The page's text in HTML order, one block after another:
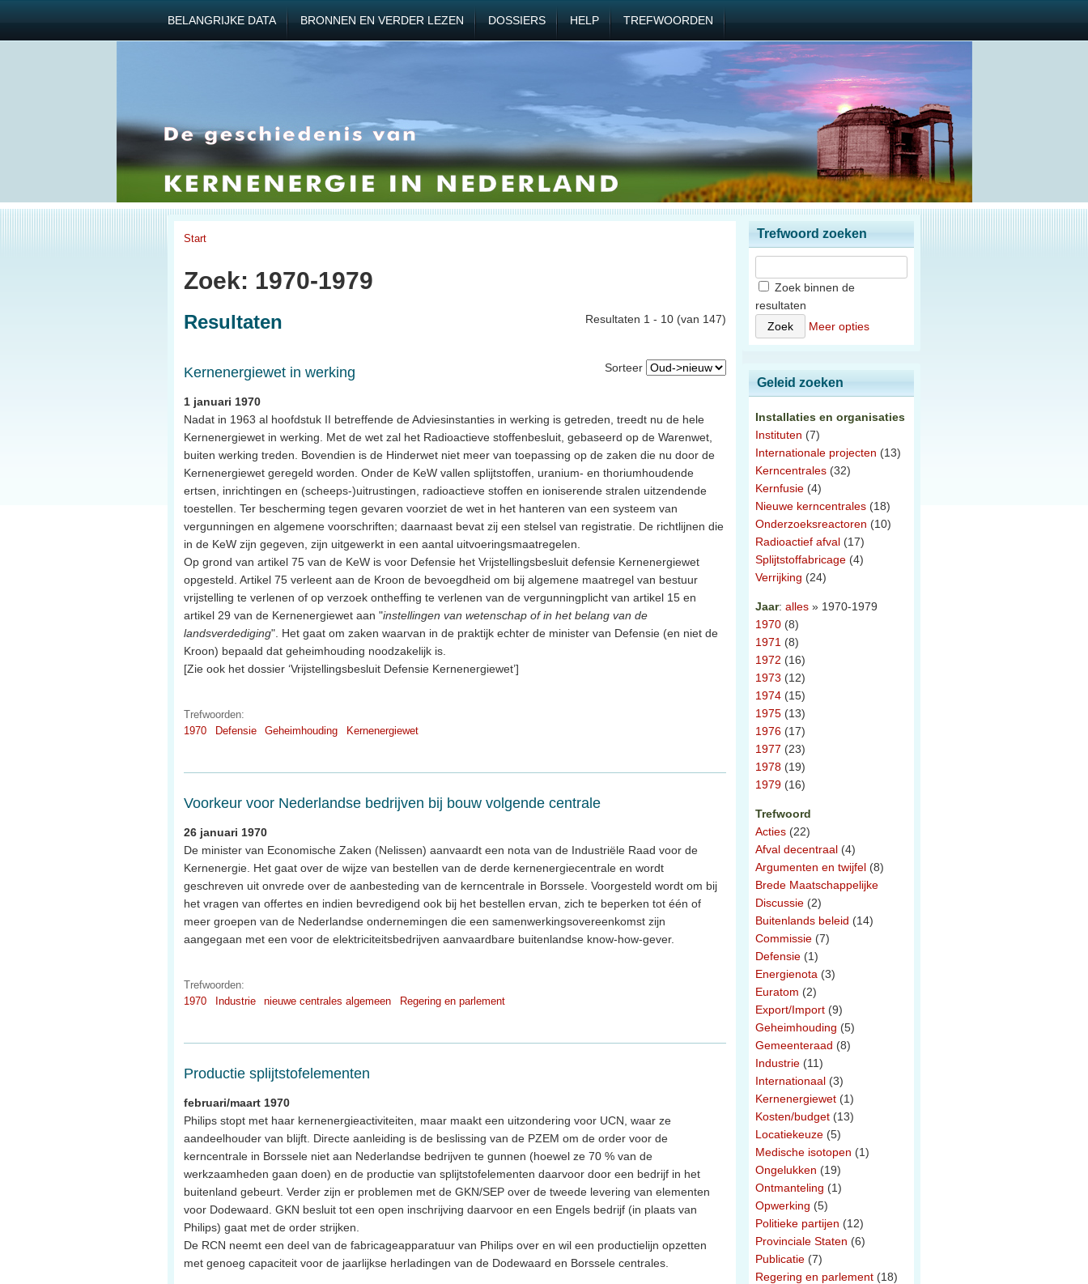
BELANGRIJKE DATA BRONNEN EN VERDER LEZEN DOSSIERS HELP TREFWOORDEN
Start
Zoek: 1970-1979
Resultaten 1 - 10 (van 147)
Resultaten
Sorteer
Kernenergiewet in werking
1 januari 1970
Nadat in 1963 al hoofdstuk II betreffende de Adviesinstanties in werking is getreden, treedt nu de hele
Kernenergiewet in werking. Met de wet zal het Radioactieve stoffenbesluit, gebaseerd op de Warenwet,
buiten werking treden. Bovendien is de Hinderwet niet meer van toepassing op de zaken die nu door de
Kernenergiewet geregeld worden. Onder de KeW vallen splijtstoffen, uranium- en thoriumhoudende
ertsen, inrichtingen en (scheeps-)uitrustingen, radioactieve stoffen en ioniserende stralen uitzendende
toestellen. Ter bescherming tegen gevaren voorziet de wet in het hanteren van een systeem van
vergunningen en algemene voorschriften; daarnaast bevat zij een stelsel van registratie. De richtlijnen die
in de KeW zijn gegeven, zijn uitgewerkt in een aantal uitvoeringsmaatregelen.
Op grond van artikel 75 van de KeW is voor Defensie het Vrijstellingsbesluit defensie Kernenergiewet
opgesteld. Artikel 75 verleent aan de Kroon de bevoegdheid om bij algemene maatregel van bestuur
vrijstelling te verlenen of op verzoek ontheffing te verlenen van de vergunningplicht van artikel 15 en
artikel 29 van de Kernenergiewet aan "instellingen van wetenschap of in het belang van de
landsverdediging". Het gaat om zaken waarvan in de praktijk echter de minister van Defensie (en niet de
Kroon) bepaald dat geheimhouding noodzakelijk is.
[Zie ook het dossier ‘Vrijstellingsbesluit Defensie Kernenergiewet’]
Trefwoorden:
1970
Defensie Geheimhouding Kernenergiewet
Voorkeur voor Nederlandse bedrijven bij bouw volgende centrale
26 januari 1970
De minister van Economische Zaken (Nelissen) aanvaardt een nota van de Industriële Raad voor de
Kernenergie. Het gaat over de wijze van bestellen van de derde kernenergiecentrale en wordt
geschreven uit onvrede over de aanbesteding van de kerncentrale in Borssele. Voorgesteld wordt om bij
het vragen van offertes en indien bevredigend ook bij het bestellen ervan, zich te beperken tot één of
meer groepen van de Nederlandse ondernemingen die een samenwerkingsovereenkomst zijn
aangegaan met een voor de elektriciteitsbedrijven aanvaardbare buitenlandse know-how-gever.
Trefwoorden:
1970
Industrie nieuwe centrales algemeen Regering en parlement
Productie splijtstofelementen
februari/maart 1970
Philips stopt met haar kernenergieactiviteiten, maar maakt een uitzondering voor UCN, waar ze
aandeelhouder van blijft. Directe aanleiding is de beslissing van de PZEM om de order voor de
kerncentrale in Borssele niet aan Nederlandse bedrijven te gunnen (hoewel ze 70 % van de
werkzaamheden gaan doen) en de productie van splijtstofelementen daarvoor door een bedrijf in het
buitenland gebeurt. Verder zijn er problemen met de GKN/SEP over de tweede levering van elementen
voor Dodewaard. GKN besluit tot een open inschrijving daarvoor en een Engels bedrijf (in plaats van
Philips) gaat met de order strijken.
De RCN neemt een deel van de fabricageapparatuur van Philips over en wil een productielijn opzetten
met genoeg capaciteit voor de jaarlijkse herladingen van de Dodewaard en Borssele centrales.
Trefwoord zoeken
Zoek binnen de
resultaten
Meer opties
Geleid zoeken
Installaties en organisaties
Instituten (7)
Internationale projecten (13)
Kerncentrales (32)
Kernfusie (4)
Nieuwe kerncentrales (18)
Onderzoeksreactoren (10)
Radioactief afval (17)
Splijtstoffabricage (4)
Verrijking (24)
Jaar: alles » 1970-1979
1970 (8)
1971 (8)
1972 (16)
1973 (12)
1974 (15)
1975 (13)
1976 (17)
1977 (23)
1978 (19)
1979 (16)
Trefwoord
Acties (22)
Afval decentraal (4)
Argumenten en twijfel (8)
Brede Maatschappelijke
Discussie (2)
Buitenlands beleid (14)
Commissie (7)
Defensie (1)
Energienota (3)
Euratom (2)
Export/Import (9)
Geheimhouding (5)
Gemeenteraad (8)
Industrie (11)
Internationaal (3)
Kernenergiewet (1)
Kosten/budget (13)
Locatiekeuze (5)
Medische isotopen (1)
Ongelukken (19)
Ontmanteling (1)
Opwerking (5)
Politieke partijen (12)
Provinciale Staten (6)
Publicatie (7)
Regering en parlement (18)